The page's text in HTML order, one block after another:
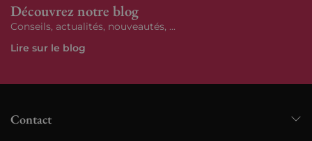
Découvrez notre blog
Conseils, actualités, nouveautés, ...
Lire sur le blog
Contact